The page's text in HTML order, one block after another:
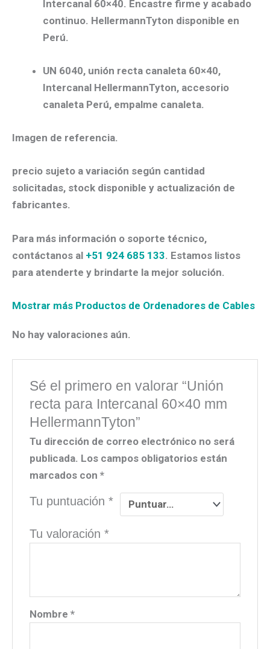
Intercanal 60×40. Encastre firme y acabado
continuo. HellermannTyton disponible en
Perú.
UN 6040, unión recta canaleta 60×40,
Intercanal HellermannTyton, accesorio
canaleta Perú, empalme canaleta.
Imagen de referencia.
precio sujeto a variación según cantidad
solicitadas, stock disponible y actualización de
fabricantes.
Para más información o soporte técnico,
contáctanos al +51 924 685 133. Estamos listos
para atenderte y brindarte la mejor solución.
Mostrar más Productos de Ordenadores de Cables
No hay valoraciones aún.
Sé el primero en valorar “Unión
recta para Intercanal 60×40 mm
HellermannTyton”
Tu dirección de correo electrónico no será
publicada. Los campos obligatorios están
marcados con*
Tu puntuación*
Tu valoración*
Nombre*